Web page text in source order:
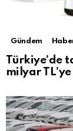
Gündem
Türkiye’de
milyar TL’ye